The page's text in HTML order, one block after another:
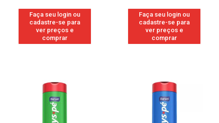
Faça seu login ou
cadastre-se para
ver preços e
comprar
Faça seu login ou
cadastre-se para
ver preços e
comprar